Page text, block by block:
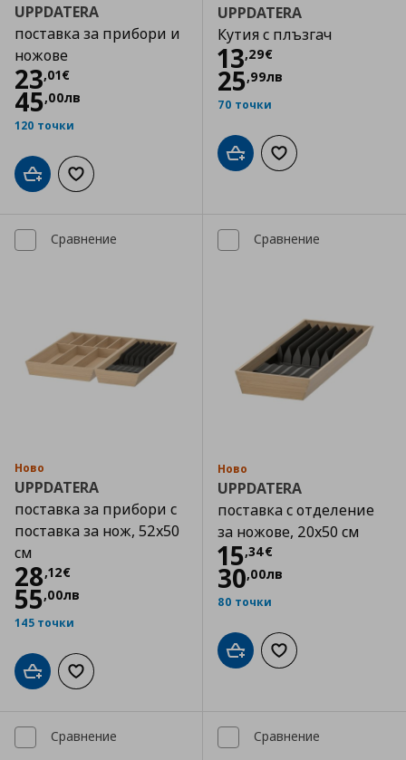
UPPDATERA
поставка за прибори и
ножове
23,01€
Цена
45,00лв
120 точки
Добави в кошницата
Добави към списъка с любими
UPPDATERA
Кутия с плъзгач
13,29€
Цена
25,99лв
70 точки
Добави в кошницата
Добави към
Сравнение
Ново
UPPDATERA
поставка за прибори с
поставка за нож, 52x50
см
28,12€
Цена
55,00лв
145 точки
Добави в кошницата
Добави към списъка с любими
Сравнение
Ново
UPPDATERA
поставка с отделение
за ножове, 20x50 см
15,34€
Цена
30,00лв
80 точки
Добави в кошницата
Добави към
Сравнение Сравнение